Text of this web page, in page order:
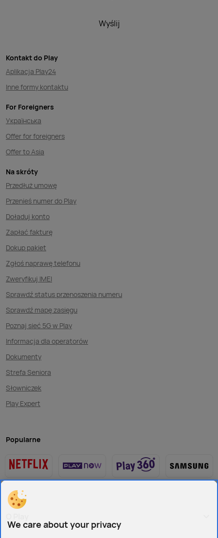
Wyślij
Kontakt do Play
Aplikacja Play24
Inne formy kontaktu
For Foreigners
Українська
Offer for foreigners
Offer to Asia
Na skróty
Przedłuż umowę
Przenieś numer do Play
Doładuj konto
Zapłać fakturę
Dokup pakiet
Zgłoś naprawę telefonu
Zweryfikuj IMEI
Sprawdź status przenoszenia numeru
Sprawdź mapę zasięgu
Poznaj sieć 5G w Play
Informacja dla operatorów
Dokumenty
Strefa Seniora
Słowniczek
Play Expert
Popularne
We care about your privacy